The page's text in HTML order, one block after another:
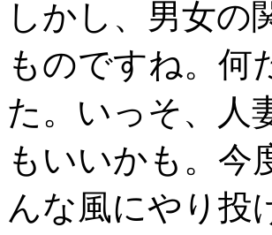
しかし、男女の
ものですね。何
た。いっそ、人
もいいかも。今
んな風にやり投